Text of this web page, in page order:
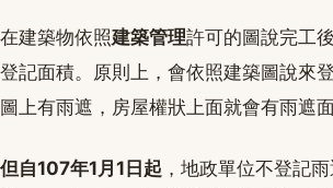
在建築物依照建築管理許可的圖說完工
登記面積。原則上，會依照建築圖說來
圖上有雨遮，房屋權狀上面就會有雨遮面
但自107年1月1日起 ，地政單位不登記